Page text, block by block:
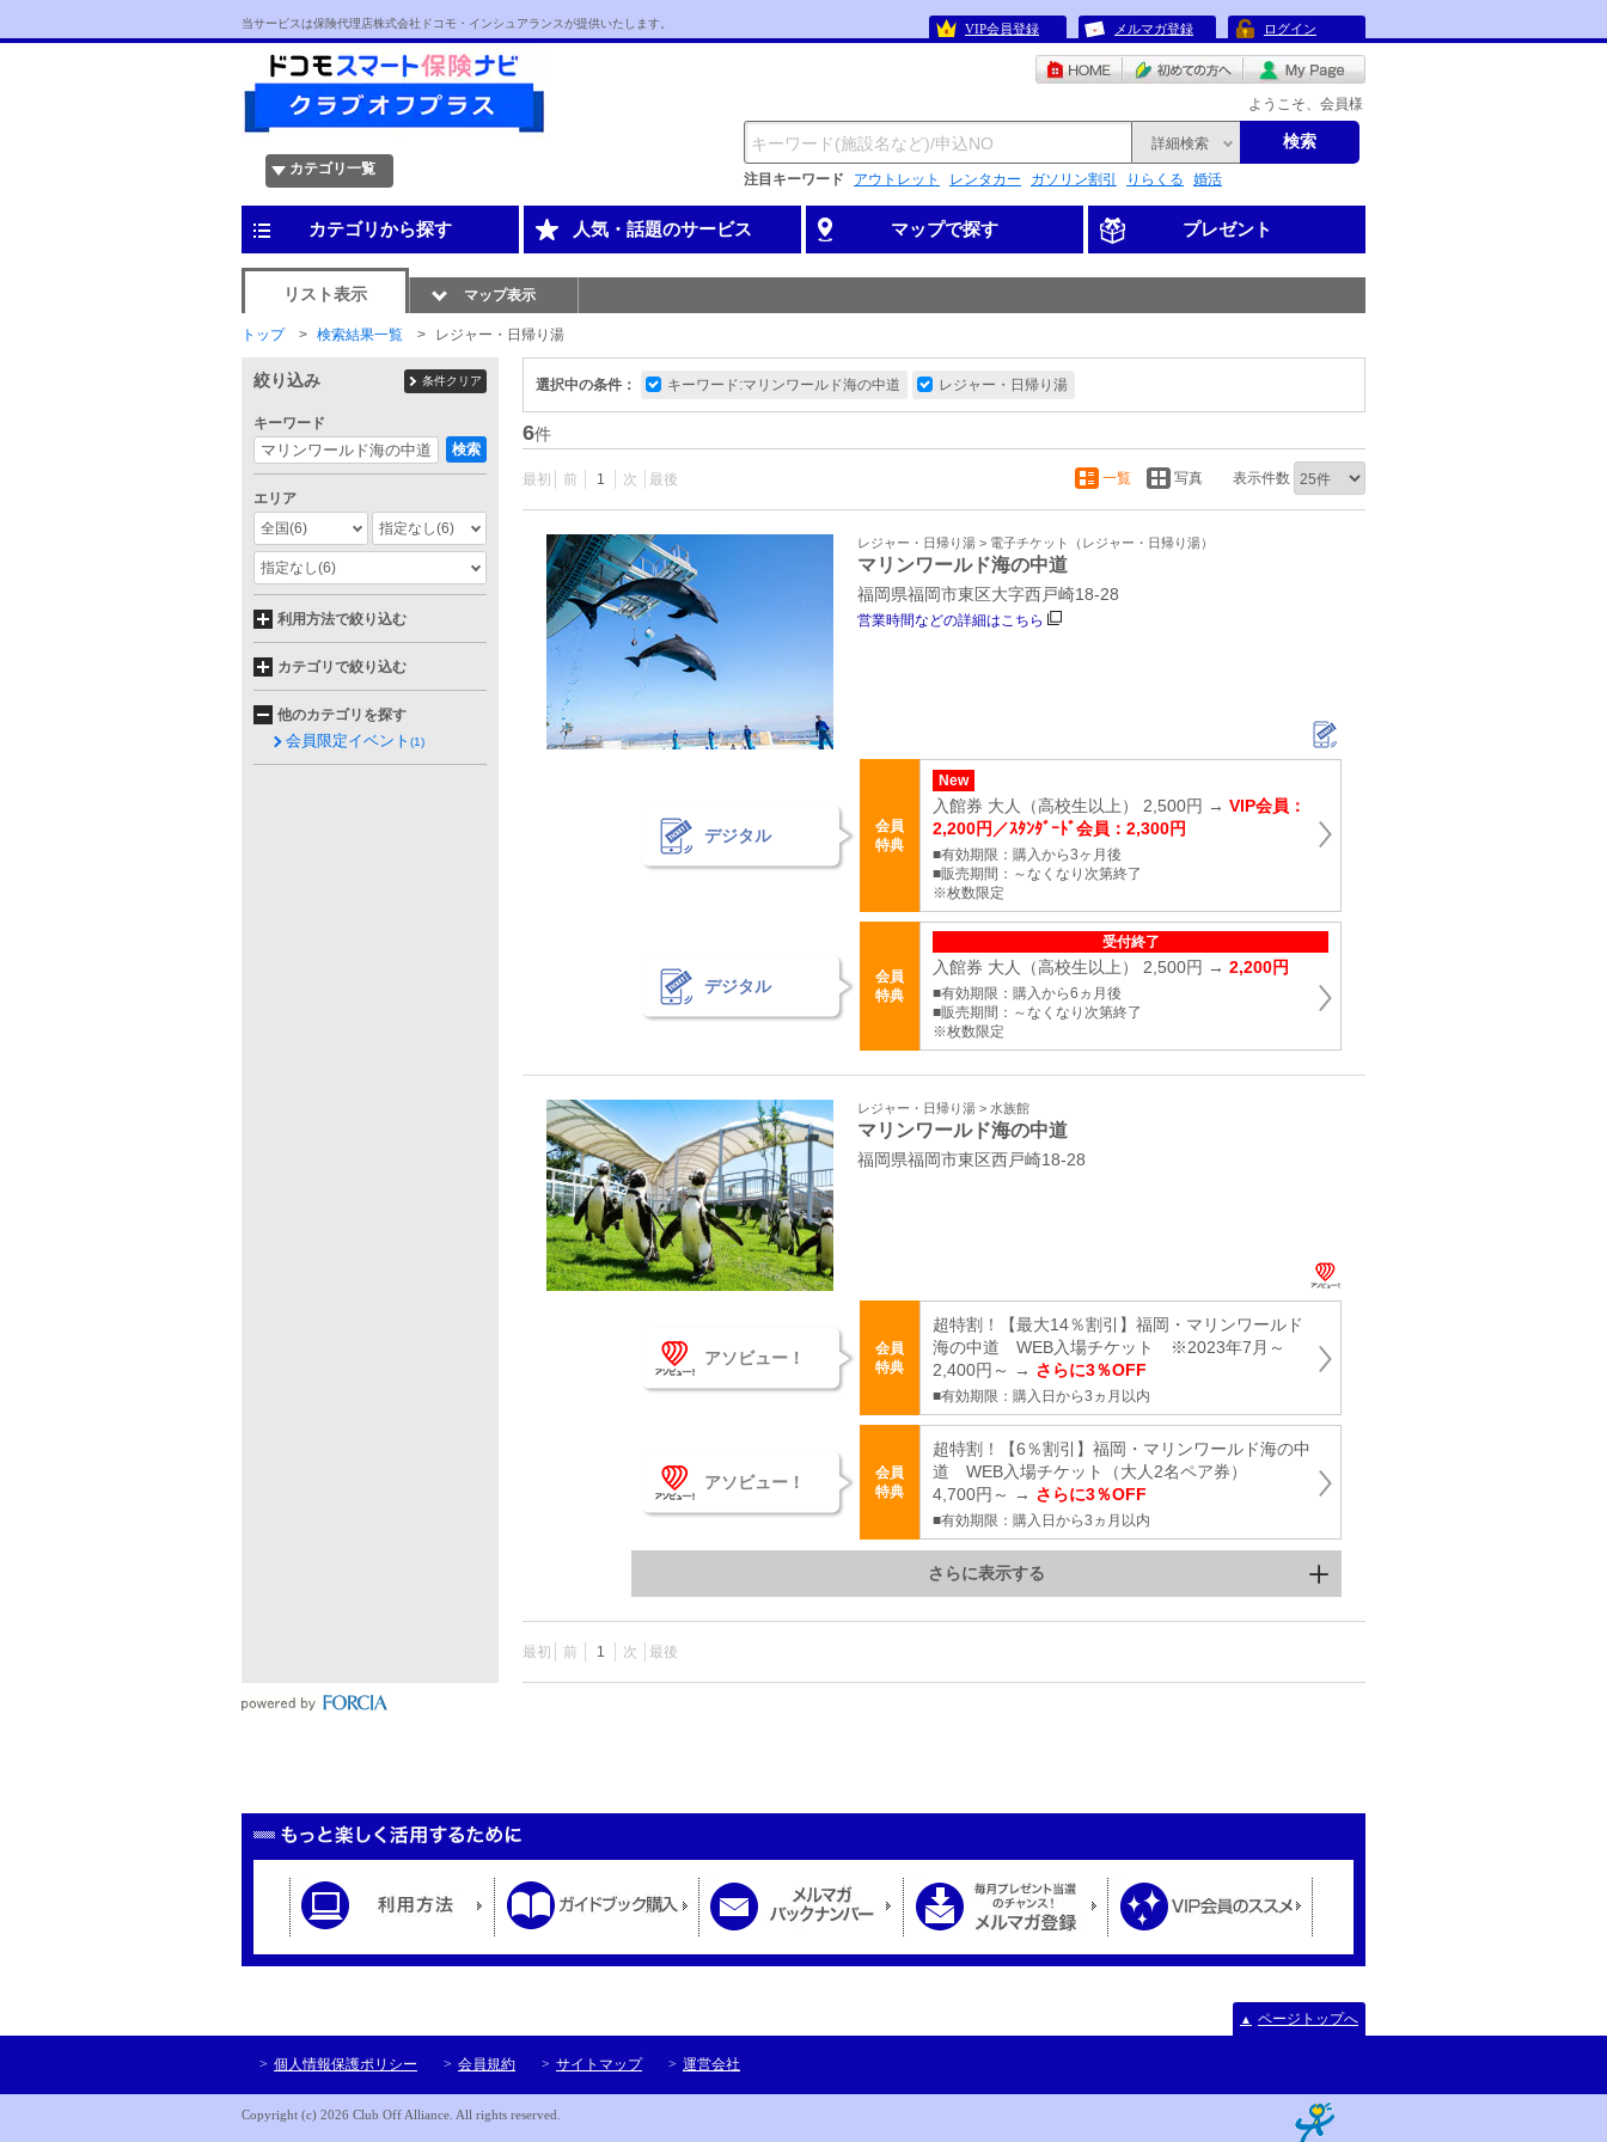
当サービスは保険代理店株式会社ドコモ・インシュアランスが提供いたします。 VIP会員登録 メルマガ登録 ログイン
ようこそ、会員様
カテゴリ一覧
詳細検索 検索
注目キーワード アウトレット レンタカー ガソリン割引 りらくる 婚活
カテゴリから探す 人気・話題のサービス マップで探す プレゼント
リスト表示 マップ表示
トップ 検索結果一覧 レジャー・日帰り湯
選択中の条件： キーワード:マリンワールド海の中道 レジャー・日帰り湯
6件
最初 前 1 次 最後 一覧 写真 表示件数
レジャー・日帰り湯 > 電子チケット（レジャー・日帰り湯）
マリンワールド海の中道
福岡県福岡市東区大字西戸崎18-28
営業時間などの詳細はこちら
デジタル
会員
特典
New
入館券 大人（高校生以上） 2,500円 → VIP会員：
2,200円／ｽﾀﾝﾀﾞｰﾄﾞ会員：2,300円
■有効期限：購入から3ヶ月後
■販売期間：～なくなり次第終了
※枚数限定
デジタル
会員
特典
受付終了
入館券 大人（高校生以上） 2,500円 → 2,200円
■有効期限：購入から6ヵ月後
■販売期間：～なくなり次第終了
※枚数限定
レジャー・日帰り湯 > 水族館
マリンワールド海の中道
福岡県福岡市東区西戸崎18-28
アソビュー！
会員
特典
超特割！【最大14％割引】福岡・マリンワールド
海の中道 WEB入場チケット ※2023年7月～
2,400円～ → さらに3％OFF
■有効期限：購入日から3ヵ月以内
アソビュー！
会員
特典
超特割！【6％割引】福岡・マリンワールド海の中
道 WEB入場チケット（大人2名ペア券）
4,700円～ → さらに3％OFF
■有効期限：購入日から3ヵ月以内
さらに表示する
最初 前 1 次 最後
絞り込み 条件クリア
キーワード
検索
エリア
全国(6) 指定なし(6)
指定なし(6)
利用方法で絞り込む
カテゴリで絞り込む
他のカテゴリを探す
会員限定イベント (1)
▲ ページトップへ
個人情報保護ポリシー 会員規約 サイトマップ 運営会社
Copyright (c) 2026 Club Off Alliance. All rights reserved.